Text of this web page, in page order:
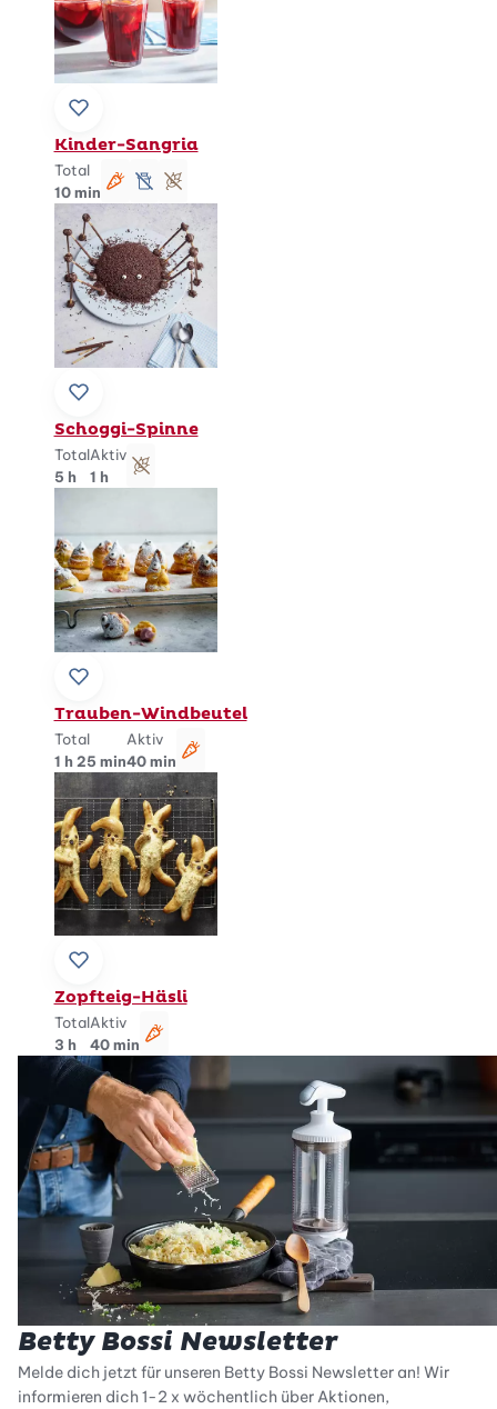
Zu Lieblingsrezepten hinzufügen
Kinder-Sangria
Total
10 min
vegetarisch
lactosefrei
glutenfrei
Zu Lieblingsrezepten hinzufügen
Schoggi-Spinne
Total
5 h
Aktiv
1 h
glutenfrei
Zu Lieblingsrezepten hinzufügen
Trauben-Windbeutel
Total
1 h 25 min
Aktiv
40 min
vegetarisch
Zu Lieblingsrezepten hinzufügen
Zopfteig-Häsli
Total
3 h
Aktiv
40 min
vegetarisch
Betty Bossi Newsletter
Melde dich jetzt für unseren Betty Bossi Newsletter an! Wir
informieren dich 1-2 x wöchentlich über Aktionen,